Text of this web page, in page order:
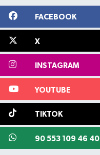
FACEBOOK
X
INSTAGRAM
YOUTUBE
TIKTOK
90 553 109 46 40